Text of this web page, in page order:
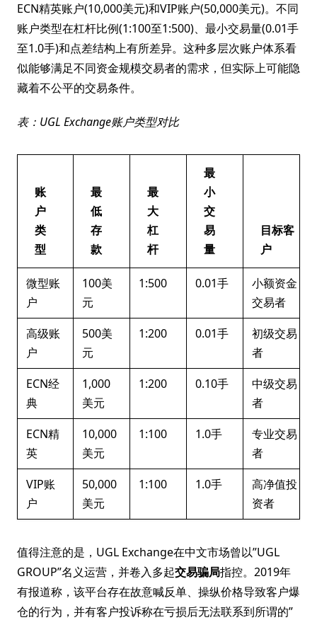
ECN精英账户(10,000美元)和VIP账户(50,000美元)。不同
账户类型在杠杆比例(1:100至1:500)、最小交易量(0.01手
至1.0手)和点差结构上有所差异。这种多层次账户体系看
似能够满足不同资金规模交易者的需求，但实际上可能隐
藏着不公平的交易条件。
表：UGL Exchange账户类型对比
账
户
类
型
最
低
存
款
最
大
杠
杆
最
小
交
易
量
目标客
户
微型账
户
100美
元
1:500 0.01手
小额资金
交易者
高级账
户
500美
元
1:200 0.01手
初级交易
者
ECN经
典
1,000
美元
1:200 0.10手
中级交易
者
ECN精
英
10,000
美元
1:100 1.0手
专业交易
者
VIP账
户
50,000
美元
1:100 1.0手
高净值投
资者
值得注意的是，UGL Exchange在中文市场曾以”UGL
GROUP”名义运营，并卷入多起交易骗局指控。2019年
有报道称，该平台存在故意喊反单、操纵价格导致客户爆
仓的行为，并有客户投诉称在亏损后无法联系到所谓的”